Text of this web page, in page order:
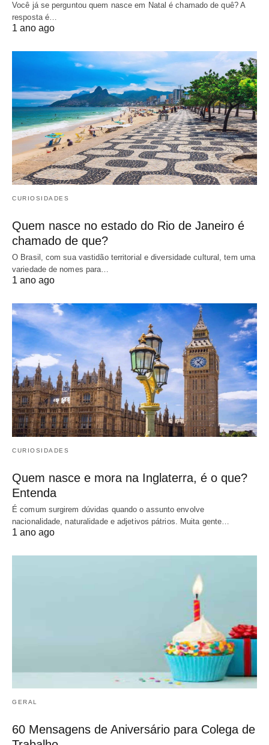
Você já se perguntou quem nasce em Natal é chamado de quê? A
resposta é…
1 ano ago
CURIOSIDADES
Quem nasce no estado do Rio de Janeiro é
chamado de que?
O Brasil, com sua vastidão territorial e diversidade cultural, tem uma
variedade de nomes para…
1 ano ago
CURIOSIDADES
Quem nasce e mora na Inglaterra, é o que?
Entenda
É comum surgirem dúvidas quando o assunto envolve
nacionalidade, naturalidade e adjetivos pátrios. Muita gente…
1 ano ago
GERAL
60 Mensagens de Aniversário para Colega de